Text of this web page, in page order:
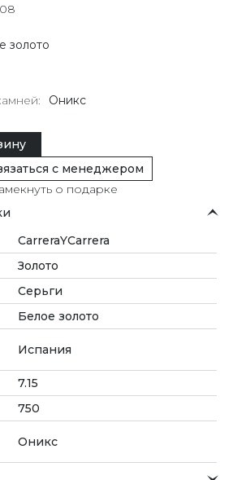
золото
Оникс
с менеджером
о подарке
CarreraYCarrera
Золото
Серьги
Белое золото
Испания
7.15
750
Оникс